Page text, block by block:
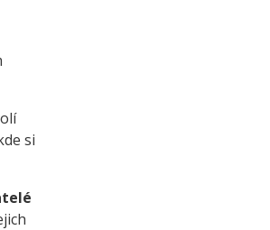
si